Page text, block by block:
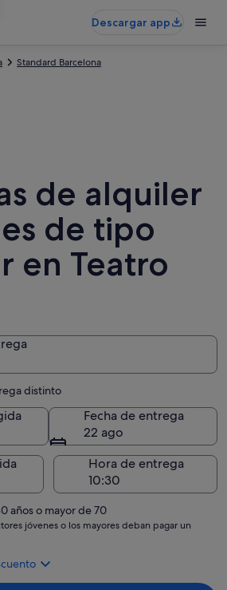
Descargar app
Standard Barcelona
de alquiler
de tipo
en Teatro
distinto
Fecha de entrega
22 ago
Hora de entrega
años o mayor de 70
jóvenes o los mayores deban pagar un